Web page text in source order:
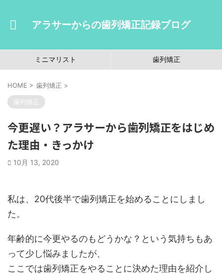
アラサーからの歯列矯正記録ブログ
ミニマリスト 歯列矯正
HOME > 歯列矯正 >
歯列矯正
今更遅い？アラサーから歯列矯正をはじめ
た理由・きっかけ
10月 13, 2020
私は、20代後半で歯列矯正を始めることにしまし
た。
年齢的に今更やるのもどうかな？という気持ちもあ
って少し悩みましたが、
ここでは歯列矯正をやることに決めた理由を紹介し